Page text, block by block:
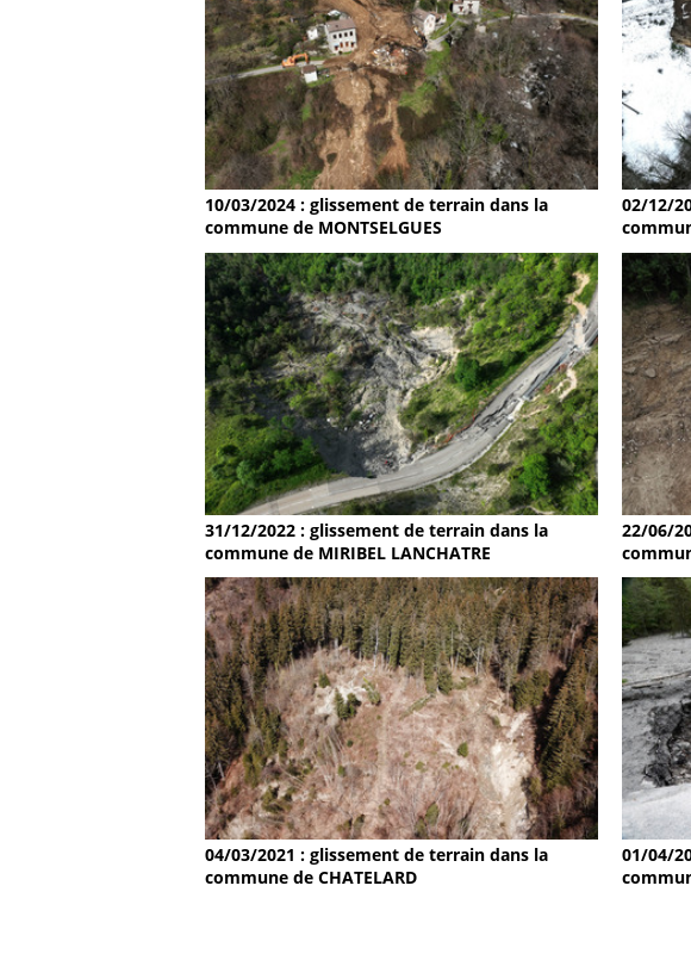
10/03/2024 : glissement de terrain dans la
commune de MONTSELGUES
02/12/
31/12/2022 : glissement de terrain dans la
commune de MIRIBEL LANCHATRE
22/06/
04/03/2021 : glissement de terrain dans la
commune de CHATELARD
01/04/